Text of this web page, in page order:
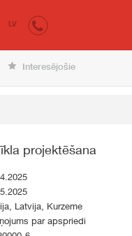
LV
Interesējošie
projektēšana
Latvija, Kurzeme
par apspriedi